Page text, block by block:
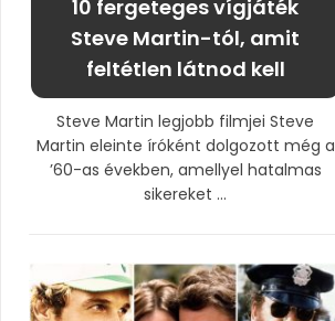
10 fergeteges vígjáték
Steve Martin-tól, amit
feltétlen látnod kell
Steve Martin legjobb filmjei Steve
Martin eleinte íróként dolgozott még a
’60-as években, amellyel hatalmas
sikereket ...